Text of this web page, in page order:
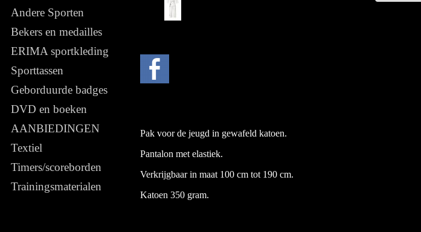
Andere Sporten
Bekers en medailles
ERIMA sportkleding
Sporttassen
Geborduurde badges
DVD en boeken
AANBIEDINGEN
Textiel
Timers/scoreborden
Trainingsmaterialen
Pak voor de jeugd in gewafeld katoen.
Pantalon met elastiek.
Verkrijgbaar in maat 100 cm tot 190 cm.
Katoen 350 gram.